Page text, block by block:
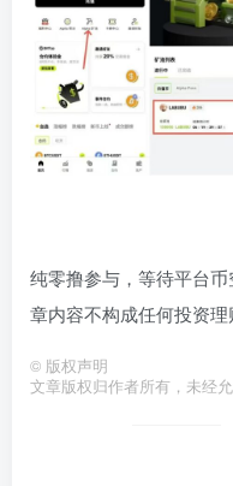
纯零撸参与，等待平台
章内容不构成任何投资理
© 版权声明
文章版权归作者所有，未经允